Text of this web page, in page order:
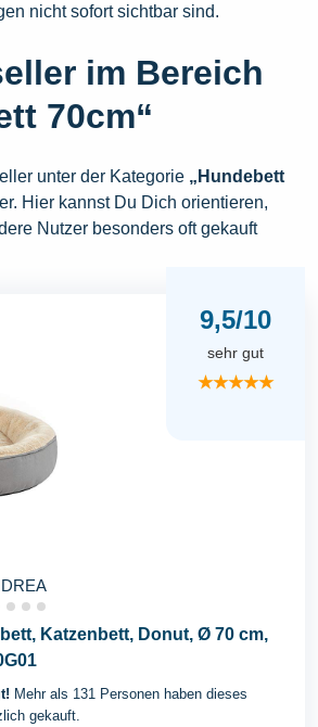
nicht sofort sichtbar sind.
im Bereich
70cm“
unter der Kategorie „Hundebett
Hier kannst Du Dich orientieren,
Nutzer besonders oft gekauft
9,5/10
sehr gut
★★★★★
Katzenbett, Donut, Ø 70 cm,
Mehr als 131 Personen haben dieses
gekauft.